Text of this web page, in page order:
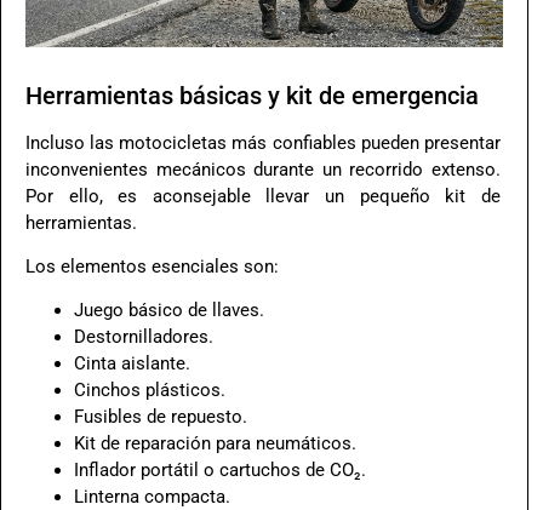
Herramientas básicas y kit de emergencia
Incluso las motocicletas más confiables pueden presentar
inconvenientes mecánicos durante un recorrido extenso.
Por ello, es aconsejable llevar un pequeño kit de
herramientas.
Los elementos esenciales son:
Juego básico de llaves.
Destornilladores.
Cinta aislante.
Cinchos plásticos.
Fusibles de repuesto.
Kit de reparación para neumáticos.
Inflador portátil o cartuchos de CO₂.
Linterna compacta.